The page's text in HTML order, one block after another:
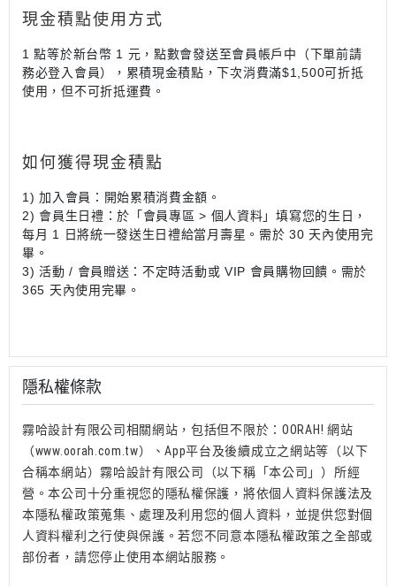
現金積點使用方式
1 點等於新台幣 1 元，點數會發送至會員帳戶中（下單前請
務必登入會員），累積現金積點，下次消費滿$1,500可折抵
使用，但不可折抵運費。
如何獲得現金積點
1) 加入會員：開始累積消費金額 。
2) 會員生日禮：於「會員專區 > 個人資料」填寫您的生日，
每月 1 日將統一發送生日禮給當月壽星。需於 30 天內使用完
畢。
3) 活動 / 會員贈送：不定時活動或 VIP 會員購物回饋。需於
365 天內使用完畢。
隱私權條款
霧哈設計有限公司相關網站，包括但不限於：OORAH! 網站
（www.oorah.com.tw）、App平台及後續成立之網站等（以下
合稱本網站）霧哈設計有限公司（以下稱「本公司」）所經
營。本公司十分重視您的隱私權保護，將依個人資料保護法及
本隱私權政策蒐集、處理及利用您的個人資料，並提供您對個
人資料權利之行使與保護。若您不同意本隱私權政策之全部或
部份者，請您停止使用本網站服務。